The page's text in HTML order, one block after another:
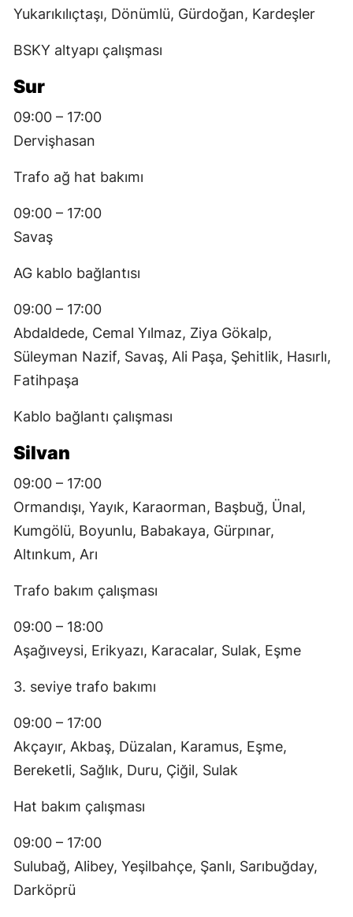
Yukarıkılıçtaşı, Dönümlü, Gürdoğan, Kardeşler
BSKY altyapı çalışması
Sur
09:00 – 17:00
Dervişhasan
Trafo ağ hat bakımı
09:00 – 17:00
Savaş
AG kablo bağlantısı
09:00 – 17:00
Abdaldede, Cemal Yılmaz, Ziya Gökalp,
Süleyman Nazif, Savaş, Ali Paşa, Şehitlik, Hasırlı,
Fatihpaşa
Kablo bağlantı çalışması
Silvan
09:00 – 17:00
Ormandışı, Yayık, Karaorman, Başbuğ, Ünal,
Kumgölü, Boyunlu, Babakaya, Gürpınar,
Altınkum, Arı
Trafo bakım çalışması
09:00 – 18:00
Aşağıveysi, Erikyazı, Karacalar, Sulak, Eşme
3. seviye trafo bakımı
09:00 – 17:00
Akçayır, Akbaş, Düzalan, Karamus, Eşme,
Bereketli, Sağlık, Duru, Çiğil, Sulak
Hat bakım çalışması
09:00 – 17:00
Sulubağ, Alibey, Yeşilbahçe, Şanlı, Sarıbuğday,
Darköprü